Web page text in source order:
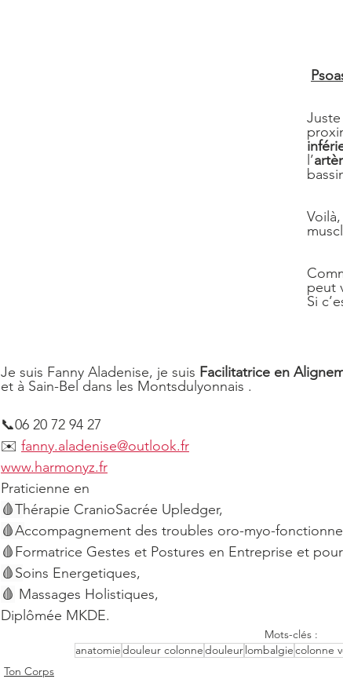
l’
peut
Si
Je suis Fanny Aladenise, je suis Facilitatrice en
et à Sain-Bel dans les Montsdulyonnais .
📞06 20 72 94 27
✉️ fanny.aladenise@outlook.fr
www.harmonyz.fr
Praticienne en
🩸Thérapie CranioSacrée Upledger,
🩸Accompagnement des troubles oro-myo-
🩸Formatrice Gestes et Postures en Entreprise et
🩸Soins Energetiques,
🩸 Massages Holistiques,
Diplômée MKDE.
Mots-clés :
anatomiedouleur colonnedouleurlombalgiecolonne
Ton Corps